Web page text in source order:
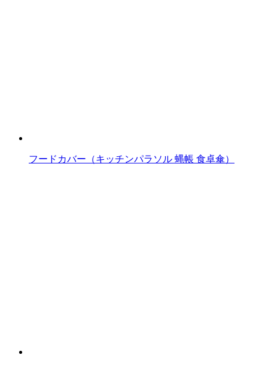
フードカバー（キッチンパラソル 蝿帳 食卓傘）